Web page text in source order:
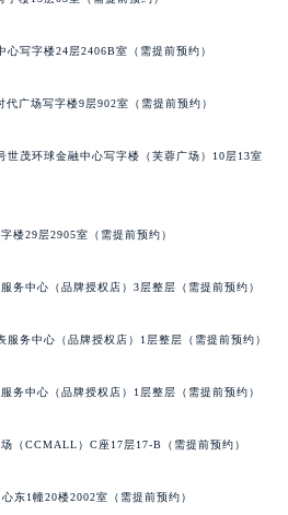
写字楼24层2406B室（需提前预约）
广场写字楼9层902室（需提前预约）
世茂环球金融中心写字楼（芙蓉广场）10层13室
楼29层2905室（需提前预约）
务中心（品牌授权店）3层整层（需提前预约）
务中心（品牌授权店）1层整层（需提前预约）
务中心（品牌授权店）1层整层（需提前预约）
（CCMALL）C座17层17-B（需提前预约）
东1幢20楼2002室（需提前预约）